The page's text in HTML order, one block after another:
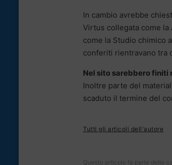
In cambio avrebbe
Virtus collegata come la
come la Studio chimico
conferiti rientravano tra
Nel sito sarebbero finiti
Inoltre parte del
scaduto il termine del
Tutti gli articoli dell'autore
Questo articolo fa parte delle